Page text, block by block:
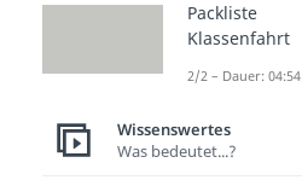
Packliste
Klassenfahrt
2/2 – Dauer: 04:54
Wissenswertes
Was bedeutet...?